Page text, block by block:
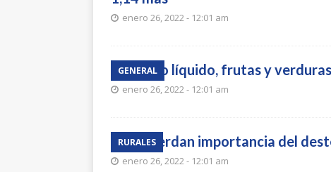
enero 26, 2022 - 12:01 am
GENERAL
Mucho líquido, frutas y
enero 26, 2022 - 12:01 am
RURALES
Recuerdan importancia del
enero 26, 2022 - 12:01 am